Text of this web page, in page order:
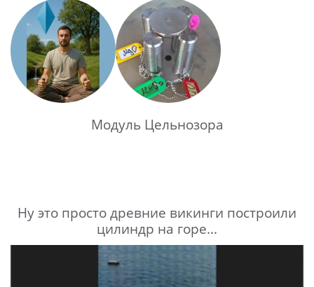
Модуль Цельнозора
Ну это просто древние викинги построили
цилиндр на горе...